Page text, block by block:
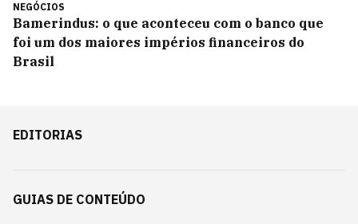
NEGÓCIOS
Bamerindus: o que aconteceu com o banco que
foi um dos maiores impérios financeiros do
Brasil
EDITORIAS
GUIAS DE CONTEÚDO